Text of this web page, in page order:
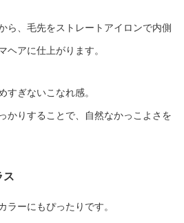
ら、毛先をストレートアイロンで内側
ヘアに仕上がります。
すぎないこなれ感。
かりすることで、自然なかっこよさを
ス
ラーにもぴったりです。